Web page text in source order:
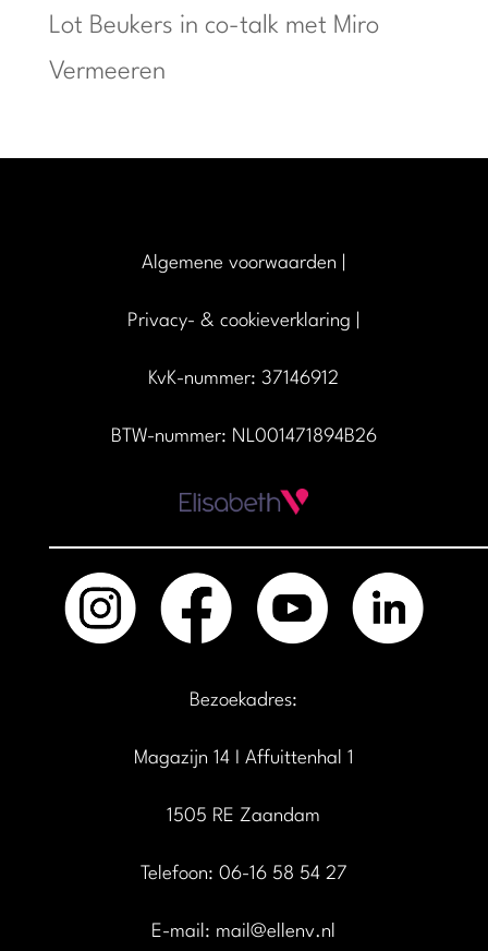
Lot Beukers in co-talk met Miro
Vermeeren
Algemene voorwaarden
Privacy- & cookieverklaring
KvK-nummer: 37146912
BTW-nummer: NL001471894B26
Bezoekadres:
Magazijn 14 I Affuittenhal 1
1505 RE Zaandam
Telefoon: 06-16 58 54 27
E-mail: mail@ellenv.nl